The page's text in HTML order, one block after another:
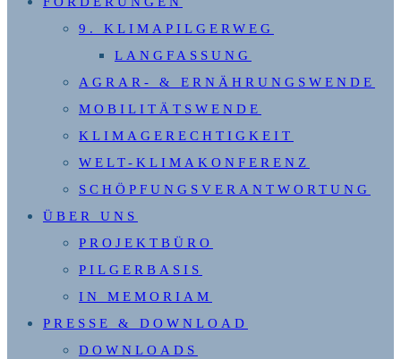
9. KLIMAPILGERWEG
LANGFASSUNG
AGRAR- & ERNÄHRUNGSWENDE
MOBILITÄTSWENDE
KLIMAGERECHTIGKEIT
WELT-KLIMAKONFERENZ
SCHÖPFUNGSVERANTWORTUNG
ÜBER UNS
PROJEKTBÜRO
PILGERBASIS
IN MEMORIAM
PRESSE & DOWNLOAD
DOWNLOADS